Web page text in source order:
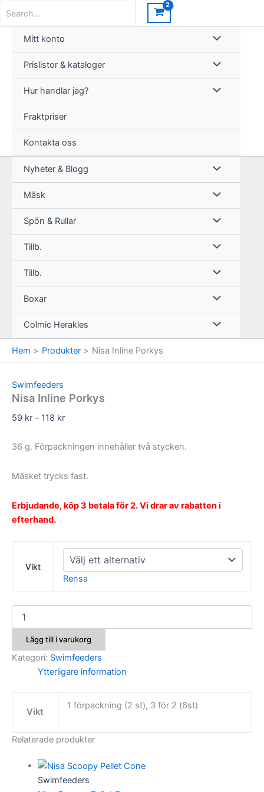
innehåll
for:
Mitt konto
Prislistor & kataloger
Hur handlar jag?
Fraktpriser
Kontakta oss
Nyheter & Blogg
Mäsk
Spön & Rullar
Tillb.
Tillb.
Boxar
Colmic Herakles
Hem Produkter Nisa Inline Porkys
Swimfeeders
Nisa Inline Porkys
59 kr – 118 krPrisintervall:
till
36 g. Förpackningen innehåller två stycken.
Mäsket trycks fast.
Erbjudande, köp 3 betala för 2. Vi drar av rabatten i
efterhand.
Vikt
Rensa
Nisa
Inline
mängd
Lägg till i varukorg
Kategori: Swimfeeders
Ytterligare information
Vikt
1 förpackning (2 st), 3 för 2 (6st)
Relaterade produkter
Swimfeeders